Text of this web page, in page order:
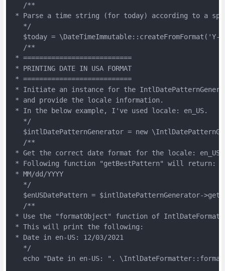
   /**
* Parse a time string (for today) according to a
   */
$today = \DateTimeImmutable::createFromFormat('Y-
   /**
* ===========================
* PRINTING DATE IN USA FORMAT
* ===========================
* Initiate an instance for the
* and provide the locale information.
* In the below example, I've used locale: en_US.
   */
$intlDatePatternGenerator = new
   /**
* Get the correct date format for the locale: en_US.
* Following function "getBestPattern" will return:
* MM/dd/YYYY
   */
$enUSDatePattern = $intlDatePatternGenerator-
   /**
* Use the "formatObject" function of
* This will print the following:
* Date in en-US: 12/03/2021
   */
echo "Date in en-US: ".